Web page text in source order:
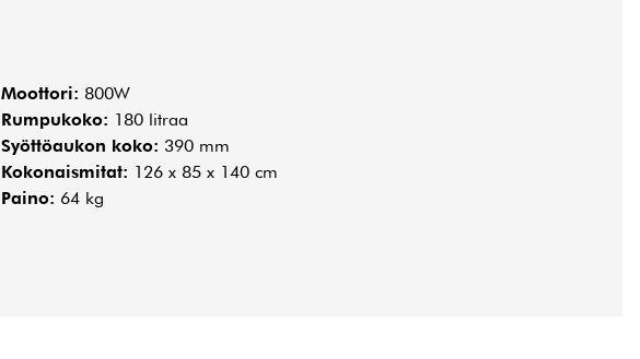
Moottori: 800W
Rumpukoko: 180 litraa
Syöttöaukon koko: 390 mm
Kokonaismitat: 126 x 85 x 140 cm
Paino: 64 kg